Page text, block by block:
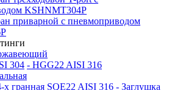
KSHNMT304P
приварной с пневмоприводом
304 - HGG22 AISI 316
х гранная SQE22 AISI 316 - Заглушка